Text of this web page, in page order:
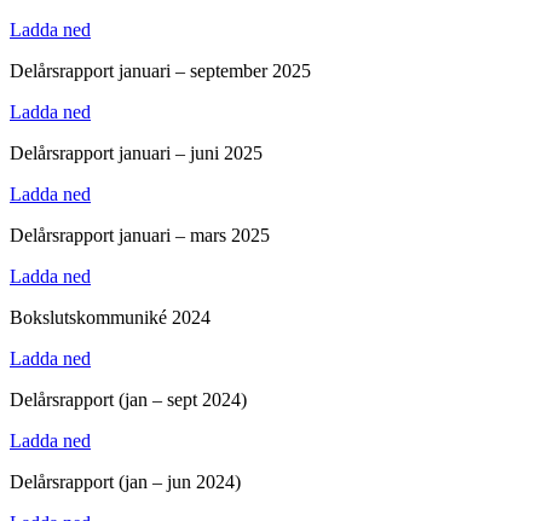
Ladda ned
Delårsrapport januari – september 2025
Ladda ned
Delårsrapport januari – juni 2025
Ladda ned
Delårsrapport januari – mars 2025
Ladda ned
Bokslutskommuniké 2024
Ladda ned
Delårsrapport (jan – sept 2024)
Ladda ned
Delårsrapport (jan – jun 2024)